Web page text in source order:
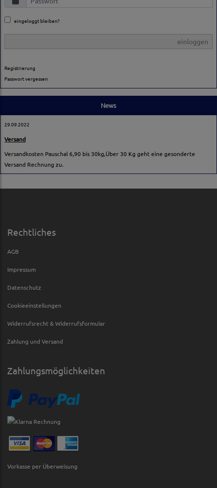
eingeloggt bleiben?
einloggen
Registrierung
Passwort vergessen
News
29.09.2022
Versand
Versandkosten Pauschal 6,90 bis 30kg,Über 30 Kg geht eine gesonderte
Versand Rechnung zu.
Rechtliches
AGB
Impressum
Datenschutz
Cookieeinstellungen
Widerrufsrecht & Widerrufsformular
Zahlung und Versand
Zahlungsmöglichkeiten
Vorkasse per Überweisung